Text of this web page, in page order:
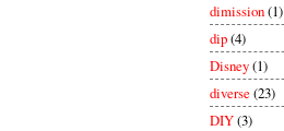
dimission(1)
dip(4)
Disney(1)
diverse(23)
DIY(3)